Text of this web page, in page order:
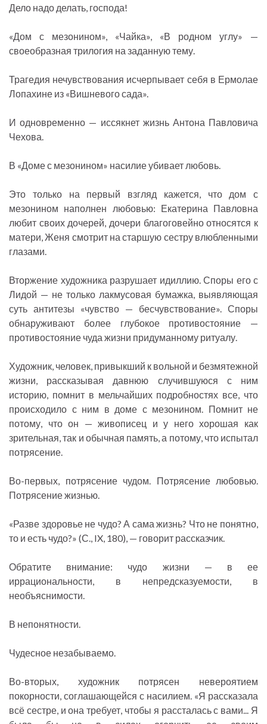
Дело надо делать, господа!
«Дом с мезонином», «Чайка», «В родном углу» —
своеобразная трилогия на заданную тему.
Трагедия нечувствования исчерпывает себя в Ермолае
Лопахине из «Вишневого сада».
И одновременно — иссякнет жизнь Антона Павловича
Чехова.
В «Доме с мезонином» насилие убивает любовь.
Это только на первый взгляд кажется, что дом с
мезонином наполнен любовью: Екатерина Павловна
любит своих дочерей, дочери благоговейно относятся к
матери, Женя смотрит на старшую сестру влюбленными
глазами.
Вторжение художника разрушает идиллию. Споры его с
Лидой — не только лакмусовая бумажка, выявляющая
суть антитезы «чувство — бесчувствование». Споры
обнаруживают более глубокое противостояние —
противостояние чуда жизни придуманному ритуалу.
Художник, человек, привыкший к вольной и безмятежной
жизни, рассказывая давнюю случившуюся с ним
историю, помнит в мельчайших подробностях все, что
происходило с ним в доме с мезонином. Помнит не
потому, что он — живописец и у него хорошая как
зрительная, так и обычная память, а потому, что испытал
потрясение.
Во-первых, потрясение чудом. Потрясение любовью.
Потрясение жизнью.
«Разве здоровье не чудо? А сама жизнь? Что не понятно,
то и есть чудо?» (С., IX, 180), — говорит рассказчик.
Обратите внимание: чудо жизни — в ее
иррациональности, в непредсказуемости, в
необъяснимости.
В непонятности.
Чудесное незабываемо.
Во-вторых, художник потрясен невероятием
покорности, соглашающейся с насилием. «Я рассказала
всё сестре, и она требует, чтобы я рассталась с вами... Я